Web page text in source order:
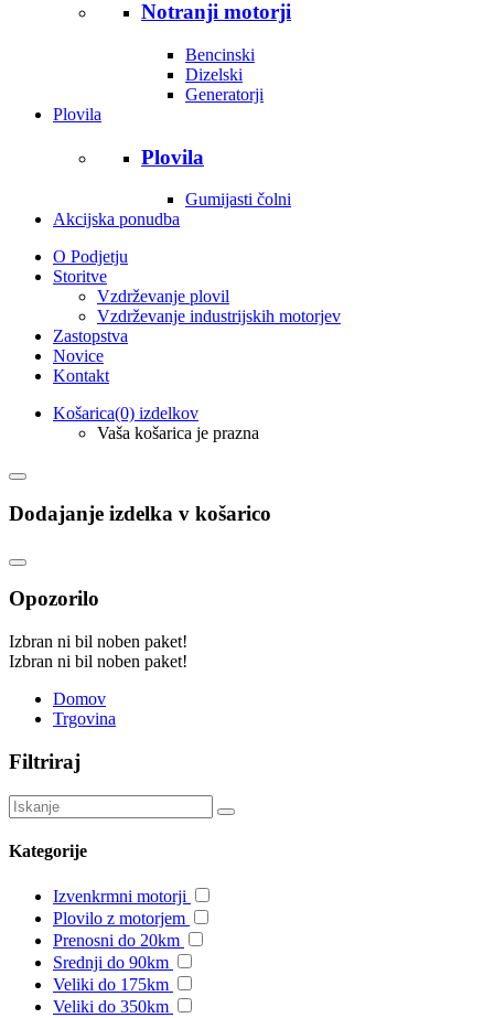
Notranji motorji
Bencinski
Dizelski
Generatorji
Plovila
Plovila
Gumijasti čolni
Akcijska ponudba
O Podjetju
Storitve
Vzdrževanje plovil
Vzdrževanje industrijskih motorjev
Zastopstva
Novice
Kontakt
Košarica(0) izdelkov
Vaša košarica je prazna
Dodajanje izdelka v košarico
Opozorilo
Izbran ni bil noben paket!
Izbran ni bil noben paket!
Domov
Trgovina
Filtriraj
Kategorije
Izvenkrmni motorji
Plovilo z motorjem
Prenosni do 20km
Srednji do 90km
Veliki do 175km
Veliki do 350km